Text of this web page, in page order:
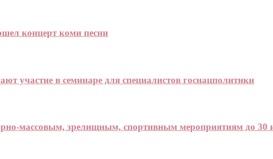
концерт коми песни
участие в семинаре для специалистов госнацполитики
массовым, зрелищным, спортивным мероприятиям до 30